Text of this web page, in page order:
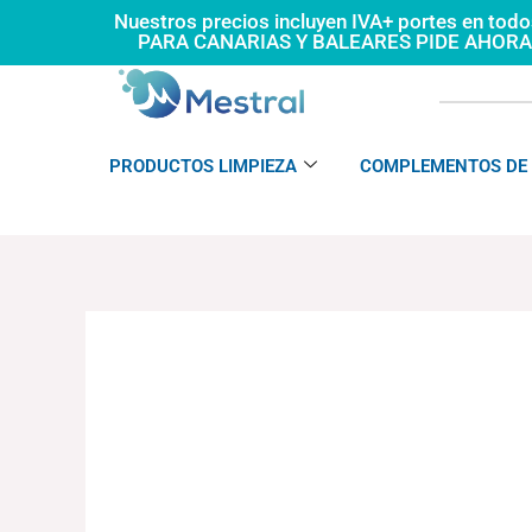
Nuestros precios incluyen IVA+ portes en
PARA CANARIAS Y BALEARES PIDE
PRODUCTOS LIMPIEZA COMPLEMENTOS